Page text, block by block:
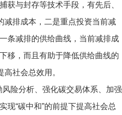
获与封存等技术手段，有先后、
减排成本，二是重点投资当前减
条减排的供给曲线，当前减排成
移，而且有助于降低供给曲线的
社会总效用。
险分析、强化碳交易体系、加强
现“碳中和”的前提下提高社会总